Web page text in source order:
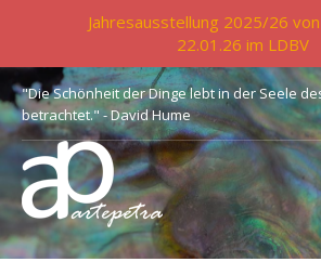
"Die Schönheit der Dinge lebt in der Seele
betrachtet." - David Hume
Jahresausstellung 2025/26
22.01.26 im LDBV